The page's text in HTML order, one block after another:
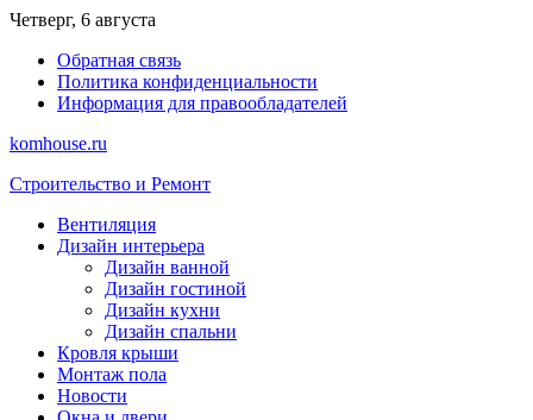
Перейти
содержимому
Четверг, 6 августа
Обратная связь
Политика конфиденциальности
Информация для правообладателей
komhouse.ru
Строительство и Ремонт
Вентиляция
Дизайн интерьера
Дизайн ванной
Дизайн гостиной
Дизайн кухни
Дизайн спальни
Кровля крыши
Монтаж пола
Новости